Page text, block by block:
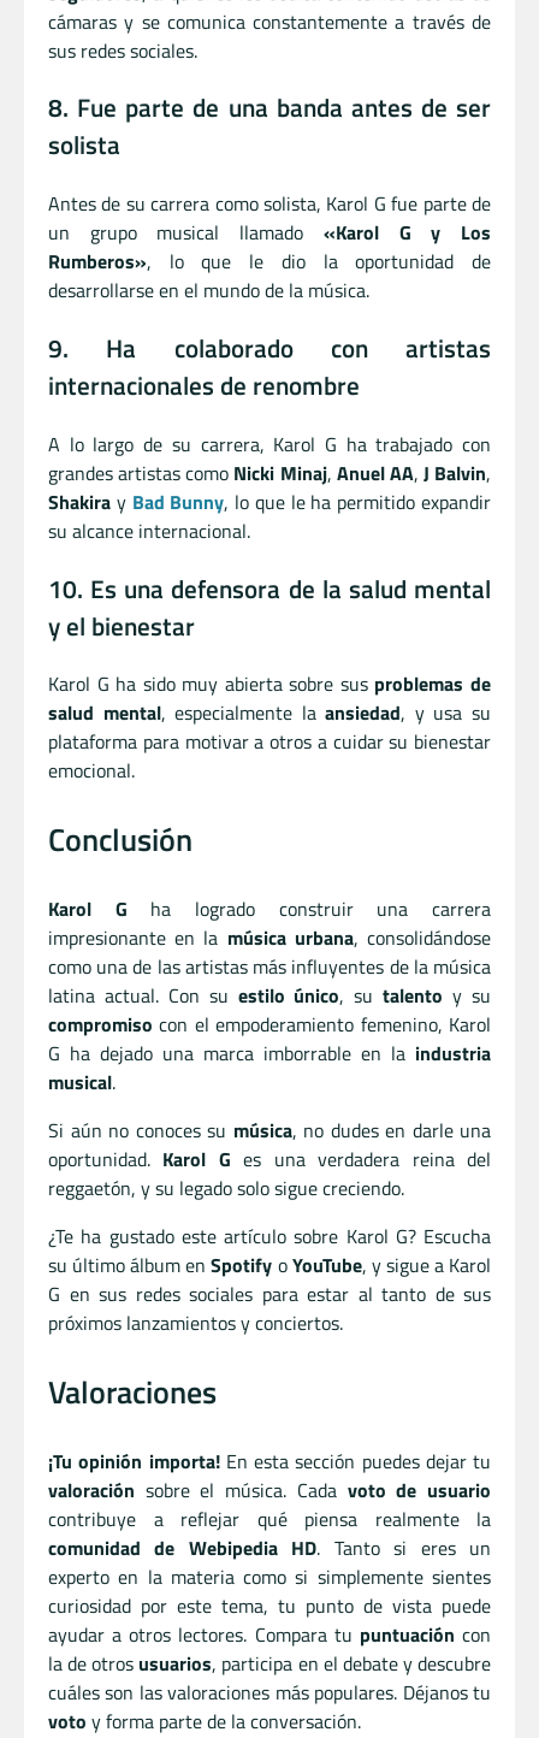
cámaras y se comunica constantemente a través de
sus redes sociales.
8. Fue parte de una banda antes de ser
solista
Antes de su carrera como solista, Karol G fue parte de
un grupo musical llamado «Karol G y Los
Rumberos», lo que le dio la oportunidad de
desarrollarse en el mundo de la música.
9. Ha colaborado con artistas
internacionales de renombre
A lo largo de su carrera, Karol G ha trabajado con
grandes artistas como Nicki Minaj, Anuel AA, J Balvin,
Shakira y Bad Bunny, lo que le ha permitido expandir
su alcance internacional.
10. Es una defensora de la salud mental
y el bienestar
Karol G ha sido muy abierta sobre sus problemas de
salud mental, especialmente laansiedad, y usa su
plataforma para motivar a otros a cuidar su bienestar
emocional.
Conclusión
Karol G ha logrado construir una carrera
impresionante en la música urbana, consolidándose
como una de las artistas más influyentes de la música
latina actual. Con su estilo único, sutalento y su
compromiso con el empoderamiento femenino, Karol
G ha dejado una marca imborrable en la industria
musical.
Si aún no conoces su música, no dudes en darle una
oportunidad. Karol G es una verdadera reina del
reggaetón, y su legado solo sigue creciendo.
¿Te ha gustado este artículo sobre Karol G? Escucha
su último álbum enSpotify oYouTube, y sigue a Karol
G en sus redes sociales para estar al tanto de sus
próximos lanzamientos y conciertos.
Valoraciones
¡Tu opinión importa!En esta sección puedes dejar tu
valoración sobre el música. Cada voto de usuario
contribuye a reflejar qué piensa realmente la
comunidad de Webipedia HD. Tanto si eres un
experto en la materia como si simplemente sientes
curiosidad por este tema, tu punto de vista puede
ayudar a otros lectores. Compara tu puntuación con
la de otros usuarios, participa en el debate y descubre
cuáles son las valoraciones más populares. Déjanos tu
voto y forma parte de la conversación.